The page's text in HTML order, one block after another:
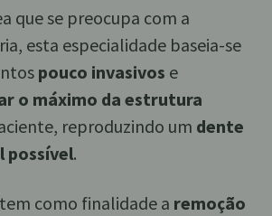
que se preocupa com a
esta especialidade baseia-se
pouco invasivos e
o máximo da estrutura
reproduzindo um dente
possível.
como finalidade a remoção